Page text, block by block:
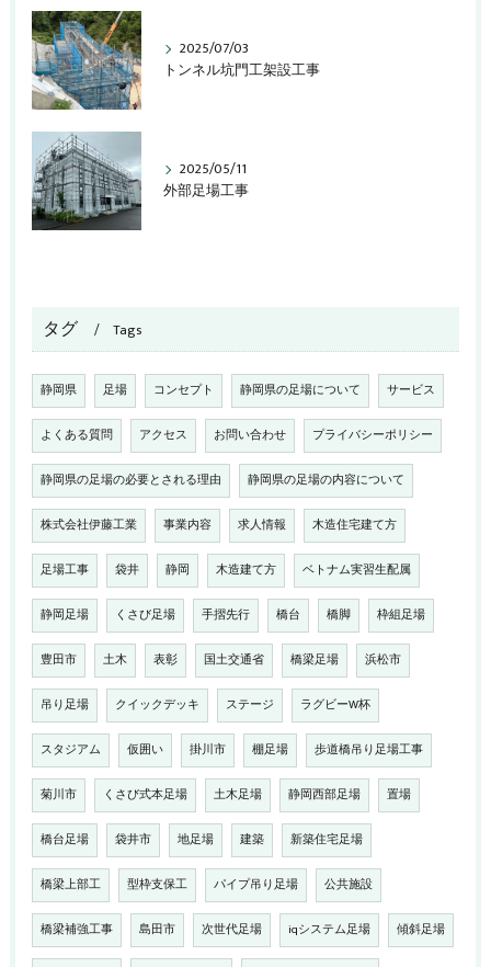
2025/07/03
トンネル坑門工架設工事
2025/05/11
外部足場工事
タグ Tags
静岡県 足場 コンセプト 静岡県の足場について サービス
よくある質問 アクセス お問い合わせ プライバシーポリシー
静岡県の足場の必要とされる理由 静岡県の足場の内容について
株式会社伊藤工業 事業内容 求人情報 木造住宅建て方
足場工事 袋井 静岡 木造建て方 ベトナム実習生配属
静岡足場 くさび足場 手摺先行 橋台 橋脚 枠組足場
豊田市 土木 表彰 国土交通省 橋梁足場 浜松市
吊り足場 クイックデッキ ステージ ラグビーW杯
スタジアム 仮囲い 掛川市 棚足場 歩道橋吊り足場工事
菊川市 くさび式本足場 土木足場 静岡西部足場 置場
橋台足場 袋井市 地足場 建築 新築住宅足場
橋梁上部工 型枠支保工 パイプ吊り足場 公共施設
橋梁補強工事 島田市 次世代足場 iqシステム足場 傾斜足場